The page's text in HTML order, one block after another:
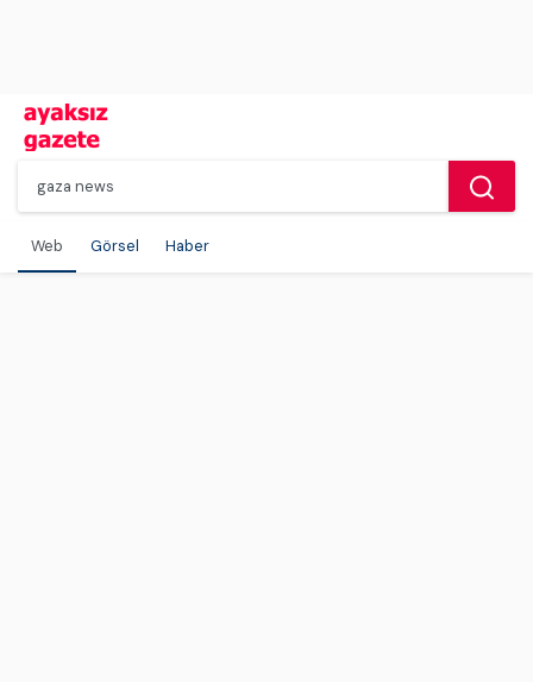
Web Görsel Haber